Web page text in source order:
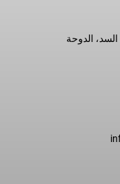
رقم 2، شارع 809، منطقة 39، السد، الدوحة